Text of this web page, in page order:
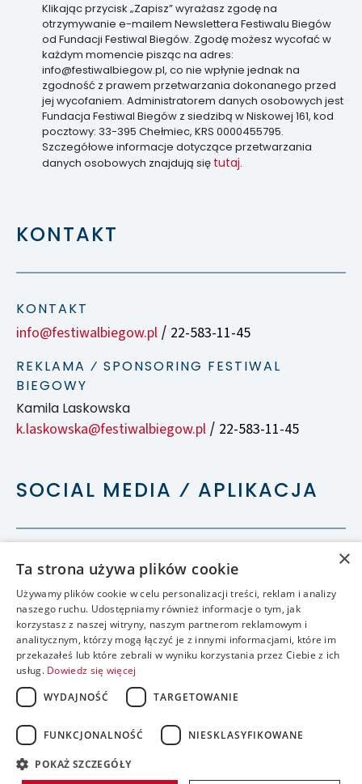
Klikając przycisk „Zapisz” wyrażasz zgodę na
otrzymywanie e-mailem Newslettera Festiwalu Biegów
od Fundacji Festiwal Biegów. Zgodę możesz wycofać w
każdym momencie pisząc na adres:
info@festiwalbiegow.pl, co nie wpłynie jednak na
zgodność z prawem przetwarzania dokonanego przed
jej wycofaniem. Administratorem danych osobowych jest
Fundacja Festiwal Biegów z siedzibą w Niskowej 161, kod
pocztowy: 33-395 Chełmiec, KRS 0000455795.
Szczegółowe informacje dotyczące przetwarzania
danych osobowych znajdują się tutaj.
KONTAKT
KONTAKT
info@festiwalbiegow.pl / 22-583-11-45
REKLAMA ⁄ SPONSORING FESTIWAL
BIEGOWY
Kamila Laskowska
k.laskowska@festiwalbiegow.pl / 22-583-11-45
SOCIAL MEDIA ⁄ APLIKACJA
×
Ta strona używa plików cookie
Używamy plików cookie w celu personalizacji treści, reklam i analizy
naszego ruchu. Udostępniamy również informacje o tym, jak
korzystasz z naszej witryny, naszym partnerom reklamowym i
analitycznym, którzy mogą łączyć je z innymi informacjami, które im
przekazałeś lub które zebrali w wyniku korzystania przez Ciebie z ich
usług. Dowiedz się więcej
WYDAJNOŚĆ
TARGETOWANIE
FUNKCJONALNOŚĆ NIESKLASYFIKOWANE
POKAŻ SZCZEGÓŁY
accessible